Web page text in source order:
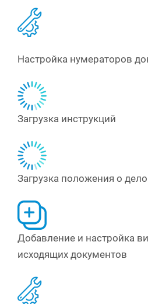
Настройка нумераторов
Загрузка инструкций
Загрузка положения о
Добавление и настройка
исходящих документов